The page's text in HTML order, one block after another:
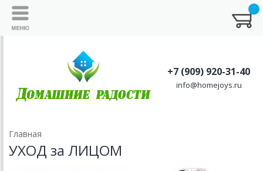
+7 (909) 920-31-40
info@homejoys.ru
Главная
УХОД за ЛИЦОМ